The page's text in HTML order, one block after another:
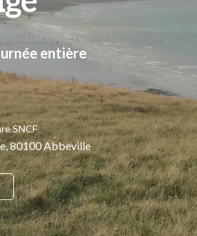
entière
SNCF
80100 Abbeville